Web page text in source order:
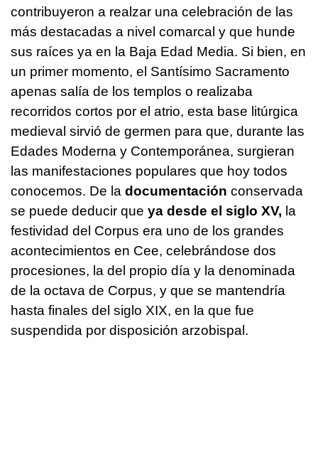
contribuyeron a realzar una celebración de las
más destacadas a nivel comarcal y que hunde
sus raíces ya en la Baja Edad Media. Si bien, en
un primer momento, el Santísimo Sacramento
apenas salía de los templos o realizaba
recorridos cortos por el atrio, esta base litúrgica
medieval sirvió de germen para que, durante las
Edades Moderna y Contemporánea, surgieran
las manifestaciones populares que hoy todos
conocemos. De la documentación conservada
se puede deducir que ya desde el siglo XV, la
festividad del Corpus era uno de los grandes
acontecimientos en Cee, celebrándose dos
procesiones, la del propio día y la denominada
de la octava de Corpus, y que se mantendría
hasta finales del siglo XIX, en la que fue
suspendida por disposición arzobispal.